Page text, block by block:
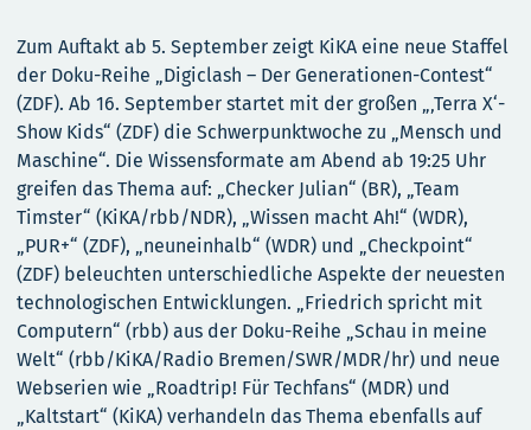
Zum Auftakt ab 5. September zeigt KiKA eine neue Staffel
der Doku-Reihe „Digiclash – Der Generationen-Contest“
(ZDF). Ab 16. September startet mit der großen „‚Terra X‘-
Show Kids“ (ZDF) die Schwerpunktwoche zu „Mensch und
Maschine“. Die Wissensformate am Abend ab 19:25 Uhr
greifen das Thema auf: „Checker Julian“ (BR), „Team
Timster“ (KiKA/rbb/NDR), „Wissen macht Ah!“ (WDR),
„PUR+“ (ZDF), „neuneinhalb“ (WDR) und „Checkpoint“
(ZDF) beleuchten unterschiedliche Aspekte der neuesten
technologischen Entwicklungen. „Friedrich spricht mit
Computern“ (rbb) aus der Doku-Reihe „Schau in meine
Welt“ (rbb/KiKA/Radio Bremen/SWR/MDR/hr) und neue
Webserien wie „Roadtrip! Für Techfans“ (MDR) und
„Kaltstart“ (KiKA) verhandeln das Thema ebenfalls auf